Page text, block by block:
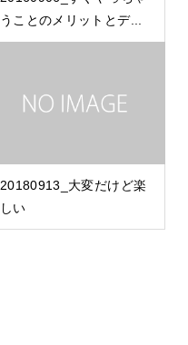
うことのメリットとデ...
20180913_大変だけど楽
しい